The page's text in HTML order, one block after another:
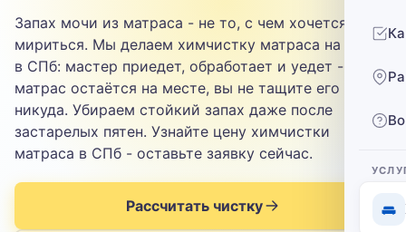
Выберите загрязнение…
Нажимая кнопку, вы соглашаетесь с
Запах мочи из матраса - не то, с чем хочется
мириться. Мы делаем химчистку матраса на дому
в СПб: мастер приедет, обработает и уедет -
матрас остаётся на месте, вы не тащите его
никуда. Убираем стойкий запах даже после
застарелых пятен. Узнайте цену химчистки
матраса в СПб - оставьте заявку сейчас.
Рассчитать чистку